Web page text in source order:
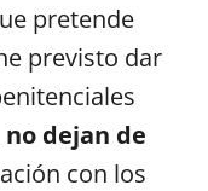
pretende
previsto dar
no dejan de
con los